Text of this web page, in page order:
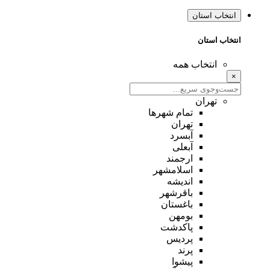
انتخاب استان
انتخاب استان
انتخاب همه
×
تهران
تمام شهر‌ها
تهران
آبسرد
آبعلی
ارجمند
اسلامشهر
اندیشه
باقرشهر
باغستان
بومهن
پاکدشت
پردیس
پرند
پیشوا